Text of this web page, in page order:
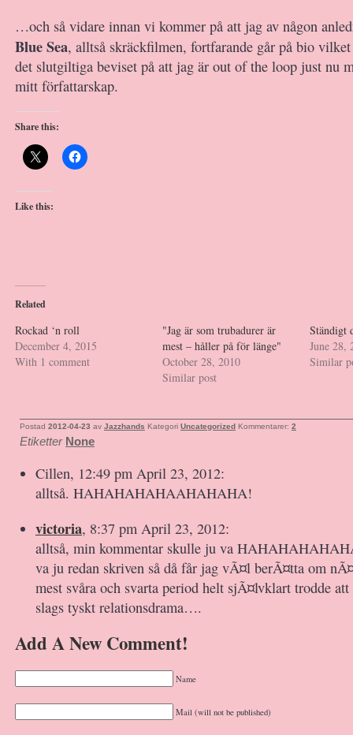
…och så vidare innan vi kommer på att jag av någon
Blue Sea, alltså skräckfilmen, fortfarande går på bio
det slutgiltiga beviset på att jag är out of the loop just nu
mitt författarskap.
Share this:
Like this:
Related
Rockad ‘n roll
December 4, 2015
With 1 comment
"Jag är som trubadurer är
mest – håller på för länge"
October 28, 2010
Similar post
Ständigt
June 28,
Similar
Postad 2012-04-23 av Jazzhands Kategori Uncategorized Kommentarer: 2
Etiketter None
Cillen, 12:49 pm April 23, 2012:
alltså. HAHAHAHAHAAHAHAHA!
victoria, 8:37 pm April 23, 2012:
alltså, min kommentar skulle ju va
va ju redan skriven så då får jag vÃ¤l berÃ¤tta om
mest svåra och svarta period helt sjÃ¤lvklart trodde
slags tyskt relationsdrama….
Add A New Comment!
Name
Mail (will not be published)